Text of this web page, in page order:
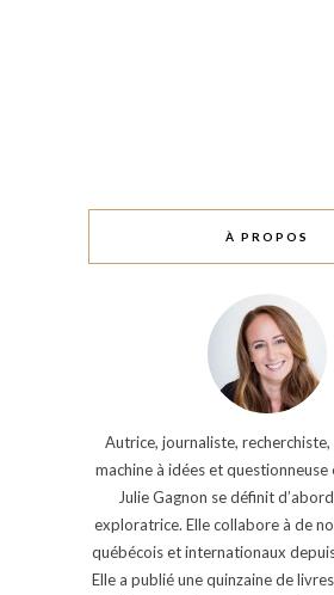
À PROPOS
Autrice, journaliste, recherchiste,
machine à idées et questionneuse
Julie Gagnon se définit
exploratrice. Elle collabore à de
québécois et internationaux
Elle a publié une quinzaine de